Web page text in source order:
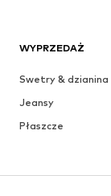
WYPRZEDAŻ
Swetry & dzianina
Jeansy
Płaszcze
Spódnice